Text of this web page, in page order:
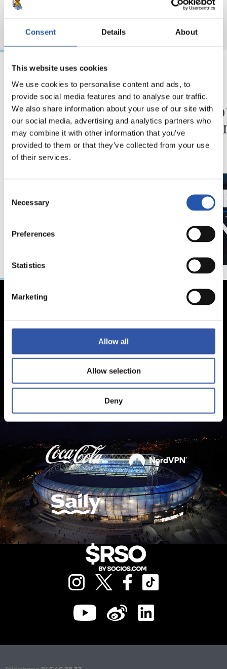
Consent Details About
This website uses cookies
We use cookies to personalise content and ads, to
provide social media features and to analyse our traffic.
We also share information about your use of our site with
our social media, advertising and analytics partners who
may combine it with other information that you’ve
provided to them or that they’ve collected from your use
of their services.
Selection
Necessary
Preferences
Statistics
Marketing
Allow all
Allow selection
Deny
31/07/2026
CHRONIQUE
Des minutes en plus
24/07/2026
VIDÉOS
Une